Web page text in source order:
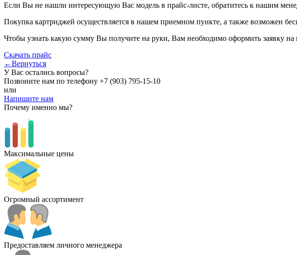
Если Вы не нашли интересующую Вас модель в прайс-листе, обратитесь к нашим
Покупка картриджей осуществляется в нашем приемном пункте, а также возможен
Чтобы узнать какую сумму Вы получите на руки, Вам необходимо оформить заявку
Скачать прайс
←Вернуться
У Вас остались вопросы?
Позвоните нам по телефону +7 (903) 795-15-10
или
Напишите нам
Почему именно мы?
Максимальные цены
Огромный ассортимент
Предоставляем личного менеджера